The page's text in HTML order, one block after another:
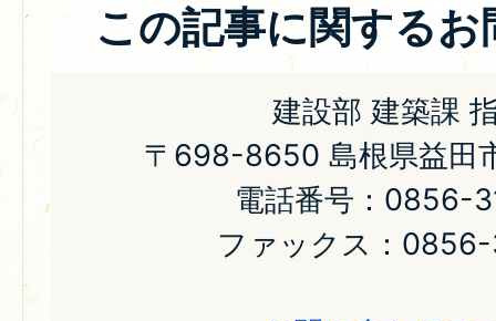
この記事に関する
建設部 建築課
〒698-8650 島根県益田
電話番号：0856-
ファックス：